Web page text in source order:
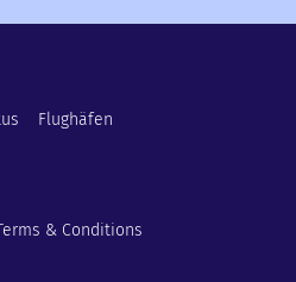
Flughäfen
& Conditions